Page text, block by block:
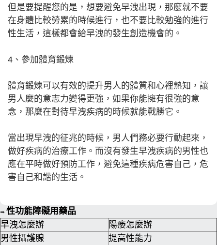
但是要提醒您的是，想要避免早洩出現，那麼就不要
在身體比較勞累的時候進行，也不要比較勉強的進行
性生活，這樣都會給早洩的發生創造機會的。
4、參加體育鍛煉
體育鍛煉可以有效的提升男人的體質和心裡熟知，讓
男人麼的意志力變得更強，如果你能擁有很強的意
念，那麼在對待早洩疾病的時候就能戰勝它。
當出現早洩的征兆的時候，男人們務必要行動起來，
做好疾病的治療工作。而沒有發生早洩疾病的男性也
應在平時做好預防工作，避免這種疾病危害自己，危
害自己和諧的生活。
➠ 性功能障礙用藥品
早洩怎麼辦
陽痿怎麼辦
男性攝護腺
提高性能力